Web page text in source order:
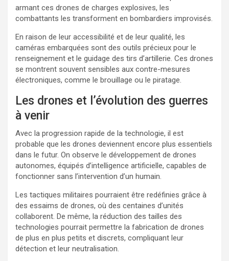
armant ces drones de charges explosives, les
combattants les transforment en bombardiers improvisés.
En raison de leur accessibilité et de leur qualité, les
caméras embarquées sont des outils précieux pour le
renseignement et le guidage des tirs d’artillerie. Ces drones
se montrent souvent sensibles aux contre-mesures
électroniques, comme le brouillage ou le piratage.
Les drones et l’évolution des guerres
à venir
Avec la progression rapide de la technologie, il est
probable que les drones deviennent encore plus essentiels
dans le futur. On observe le développement de drones
autonomes, équipés d’intelligence artificielle, capables de
fonctionner sans l’intervention d’un humain.
Les tactiques militaires pourraient être redéfinies grâce à
des essaims de drones, où des centaines d’unités
collaborent. De même, la réduction des tailles des
technologies pourrait permettre la fabrication de drones
de plus en plus petits et discrets, compliquant leur
détection et leur neutralisation.